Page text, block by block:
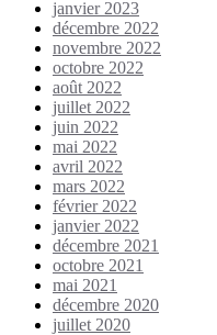
janvier 2023
décembre 2022
novembre 2022
octobre 2022
août 2022
juillet 2022
juin 2022
mai 2022
avril 2022
mars 2022
février 2022
janvier 2022
décembre 2021
octobre 2021
mai 2021
décembre 2020
juillet 2020